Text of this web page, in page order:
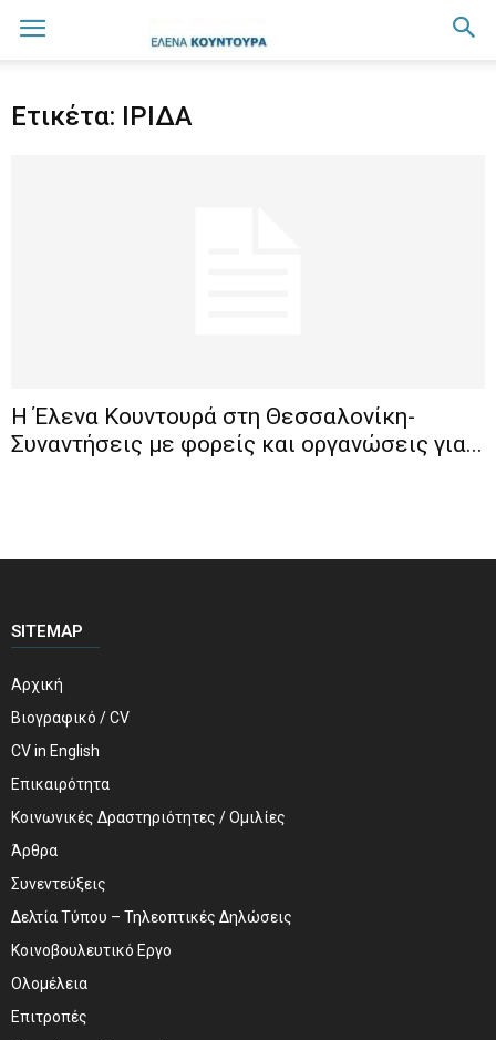
Ετικέτα: ΙΡΙΔΑ
Η Έλενα Κουντουρά στη Θεσσαλονίκη-
Συναντήσεις με φορείς και οργανώσεις για...
SITEMAP
Αρχική
Βιογραφικό / CV
CV in English
Επικαιρότητα
Κοινωνικές Δραστηριότητες / Ομιλίες
Άρθρα
Συνεντεύξεις
Δελτία Τύπου – Τηλεοπτικές Δηλώσεις
Κοινοβουλευτικό Εργο
Ολομέλεια
Επιτροπές